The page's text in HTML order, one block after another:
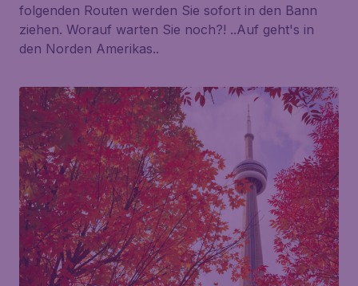
folgenden Routen werden Sie sofort in den Bann
ziehen. Worauf warten Sie noch?! ..Auf geht's in
den Norden Amerikas..